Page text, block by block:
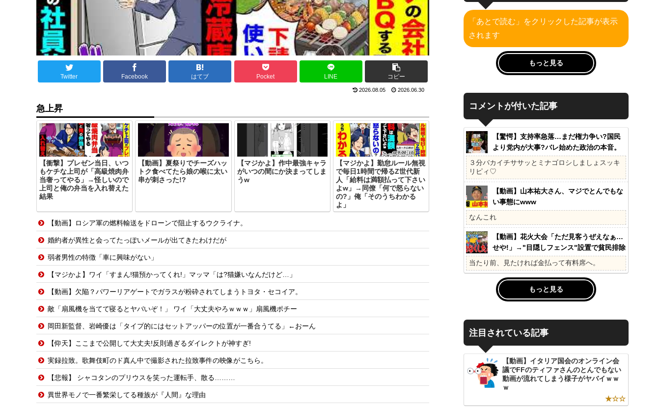
Twitter Facebook はてブ Pocket LINE コピー
2026.08.05 2026.06.30
急上昇
【衝撃】プレゼン当日、いつ
もケチな上司が「高級焼肉弁
当奢ってやる」→怪しいので
上司と俺の弁当を入れ替えた
結果
【動画】夏祭りでチーズハッ
トク食べてたら娘の喉に太い
串が刺さった!?
【マジかよ】作中最強キャラ
がいつの間にか決まってしま
うw
【マジかよ】勤怠ルール無視
で毎日1時間で帰るZ世代新
人「給料は満額払って下さい
よw」→同僚「何で怒らない
の?」俺「そのうちわかる
よ」
【動画】ロシア軍の燃料輸送をドローンで阻止するウクライナ。
婚約者が異性と会ってたっぽいメールが出てきたわけだが
弱者男性の特徴「車に興味がない」
【マジかよ】ワイ「すまん!猫預かってくれ!」マッマ「は?猫嫌いなんだけど…」
【動画】欠陥？パワーリアゲートでガラスが粉砕されてしまうトヨタ・セコイア。
敵「扇風機を当てて寝るとヤバいぞ！」 ワイ「大丈夫やろｗｗｗ」扇風機ポチー
岡田新監督、岩崎優は「タイプ的にはセットアッパーの位置が一番合うてる」←おーん
【仰天】ここまで公開して大丈夫!反則過ぎるダイレクトが神すぎ!
実録拉致。歌舞伎町のド真ん中で撮影された拉致事件の映像がこちら。
【悲報】 シャコタンのプリウスを笑った運転手、散る………
異世界モノで一番繁栄してる種族が『人間』な理由
「あとで読む」をクリックした記事が表示
されます
もっと見る
コメントが付いた記事
【驚愕】支持率急落…まだ権力争い?国民
より党内が大事?バレ始めた政治の本音。
41%の衝撃、その理由。選挙しか見てない
の?国民不在の政治が限界!
３分バカイチササッとミナゴロシしましょスッキ
リピィ♡
【動画】山本祐大さん、マジでとんでもな
い事態にwww
なんこれ
【動画】花火大会「ただ見客うぜえなぁ…
せや!」→"目隠しフェンス"設置で貧民排除
www
当たり前、見たければ金払って有料席へ。
もっと見る
注目されている記事
【動画】イタリア国会のオンライン会
議でFFのティファさんのとんでもない
動画が流れてしまう様子がヤバイｗｗ
ｗ
★☆☆